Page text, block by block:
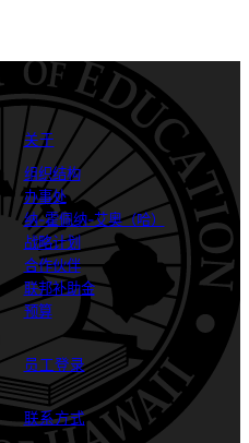
关于
组织结构
办事处
纳-霍佩纳-艾奥（哈）
战略计划
合作伙伴
联邦补助金
预算
员工登录
联系方式